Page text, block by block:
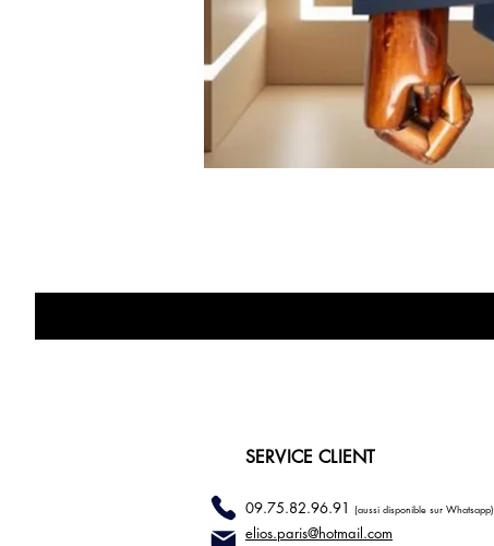
SERVICE CLIENT
09.75.82.96.91 (aussi disponible sur Whatsapp)
elios.paris@hotmail.com